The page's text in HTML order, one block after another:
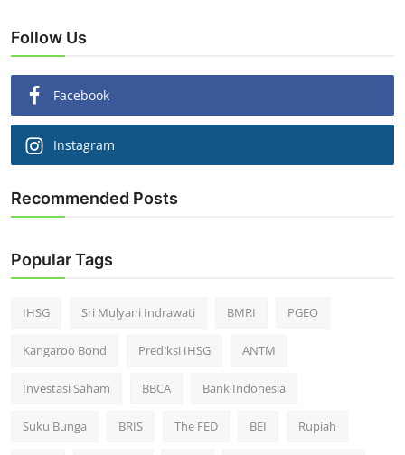
Follow Us
Facebook
Instagram
Recommended Posts
Popular Tags
IHSG Sri Mulyani Indrawati BMRI PGEO
Kangaroo Bond Prediksi IHSG ANTM
Investasi Saham BBCA Bank Indonesia
Suku Bunga BRIS The FED BEI Rupiah